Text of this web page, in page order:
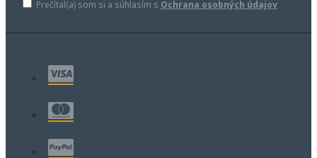
Prečítal(a) som si a súhlasím s Ochrana osobných údajov